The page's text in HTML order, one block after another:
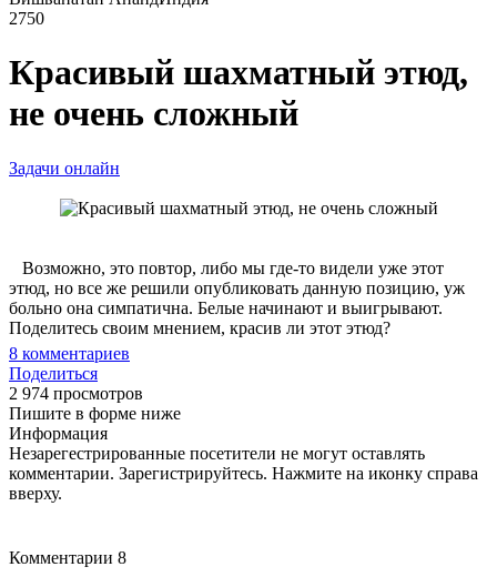
2750
Красивый шахматный этюд,
не очень сложный
Задачи онлайн
Возможно, это повтор, либо мы где-то видели уже этот
этюд, но все же решили опубликовать данную позицию, уж
больно она симпатична. Белые начинают и выигрывают.
Поделитесь своим мнением, красив ли этот этюд?
8 комментариев
Поделиться
2 974 просмотров
Пишите в форме ниже
Информация
Незарегестрированные посетители не могут оставлять
комментарии. Зарегистрируйтесь. Нажмите на иконку справа
вверху.
Комментарии 8